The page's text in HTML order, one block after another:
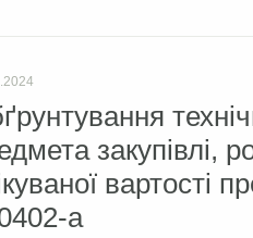
закупівлі,
вартості
a